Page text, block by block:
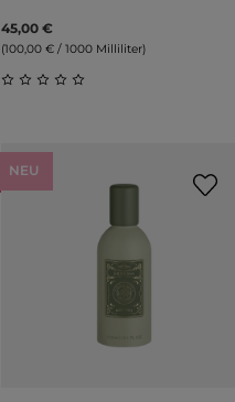
45,00 €
(100,00 € / 1000 Milliliter)
NEU